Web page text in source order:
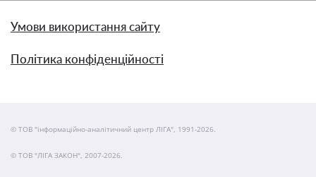
Умови використання сайту
Політика конфіденційності
© ТОВ "інформаційно-аналітичний центр ЛІГА", 1991-2026.
© ТОВ "ЛІГА ЗАКОН", 2007-2026.